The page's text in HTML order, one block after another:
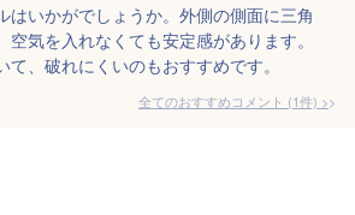
はいかがでしょうか。外側の側面に三角
気を入れなくても安定感があります。
、破れにくいのもおすすめです。
全てのおすすめコメント (1件) >